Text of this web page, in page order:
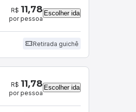
R$ 11,78
por pessoa
Escolher ida
Retirada guichê
R$ 11,78
por pessoa
Escolher ida